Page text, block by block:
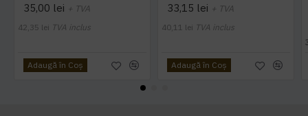
35,00 lei + TVA
42,35 lei TVA inclus
Adaugă în Coş
33,15 lei + TVA
40,11 lei TVA inclus
Adaugă în Coş